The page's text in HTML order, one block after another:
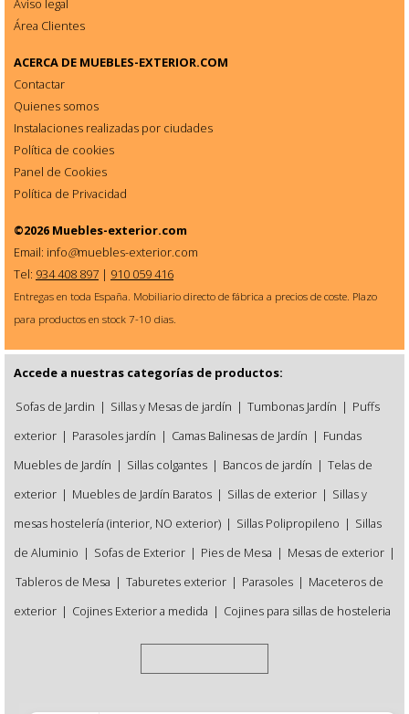
Aviso legal
Área Clientes
ACERCA DE MUEBLES-EXTERIOR.COM
Contactar
Quienes somos
Instalaciones realizadas por ciudades
Política de cookies
Panel de Cookies
Política de Privacidad
©2026 Muebles-exterior.com
Email: info@muebles-exterior.com
Tel: 934 408 897 | 910 059 416
Entregas en toda España. Mobiliario directo de fábrica a precios de coste. Plazo
para productos en stock 7-10 dias.
Accede a nuestras categorías de productos:
Sofas de Jardin | Sillas y Mesas de jardín | Tumbonas Jardín | Puffs
exterior | Parasoles jardín | Camas Balinesas de Jardín | Fundas
Muebles de Jardín | Sillas colgantes | Bancos de jardín | Telas de
exterior | Muebles de Jardín Baratos | Sillas de exterior | Sillas y
mesas hostelería (interior, NO exterior) | Sillas Polipropileno | Sillas
de Aluminio | Sofas de Exterior | Pies de Mesa | Mesas de exterior |
Tableros de Mesa | Taburetes exterior | Parasoles | Maceteros de
exterior | Cojines Exterior a medida | Cojines para sillas de hosteleria